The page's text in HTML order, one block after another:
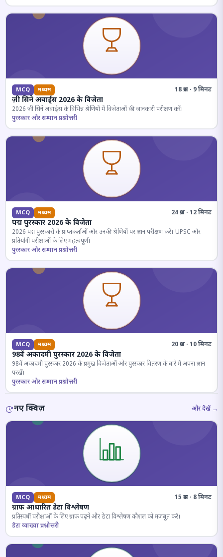
MCQ मध्यम 18 प्रश्न · 9 मिनट
ज़ी सिने अवार्ड्स 2026 के विजेता
2026 जी सिने अवार्ड्स के विभिन्न श्रेणियों में विजेताओं की जानकारी परीक्षण करें।
पुरस्कार और सम्मान प्रश्नोत्तरी
MCQ मध्यम 24 प्रश्न · 12 मिनट
पद्म पुरस्कार 2026 के विजेता
2026 पद्म पुरस्कारों के प्राप्तकर्ताओं और उनकी श्रेणियों पर ज्ञान परीक्षण करें। UPSC और
प्रतियोगी परीक्षाओं के लिए महत्वपूर्ण।
पुरस्कार और सम्मान प्रश्नोत्तरी
MCQ मध्यम 20 प्रश्न · 10 मिनट
98वें अकादमी पुरस्कार 2026 के विजेता
98वें अकादमी पुरस्कार 2026 के प्रमुख विजेताओं और पुरस्कार वितरण के बारे में अपना ज्ञान
परखें।
पुरस्कार और सम्मान प्रश्नोत्तरी
नए क्विज़ और देखें →
MCQ मध्यम 15 प्रश्न · 8 मिनट
ग्राफ आधारित डेटा विश्लेषण
प्रतिस्पर्धी परीक्षाओं के लिए ग्राफ पढ़ने और डेटा विश्लेषण कौशल को मजबूत करें।
डेटा व्याख्या प्रश्नोत्तरी